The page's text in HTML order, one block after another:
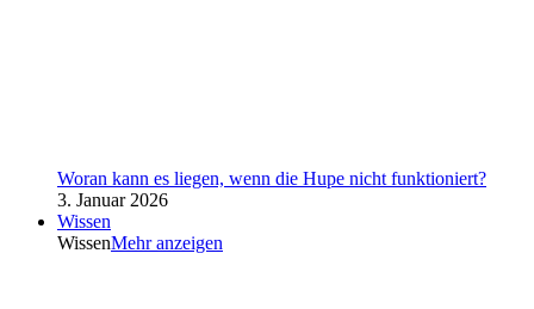
Woran kann es liegen, wenn die Hupe nicht funktioniert?
3. Januar 2026
Wissen
WissenMehr anzeigen